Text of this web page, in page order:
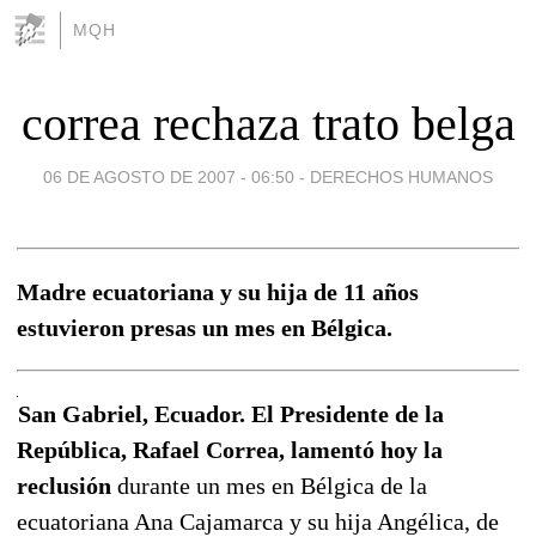
MQH
correa rechaza trato belga
06 DE AGOSTO DE 2007 - 06:50 - DERECHOS HUMANOS
Madre ecuatoriana y su hija de 11 años
estuvieron presas un mes en Bélgica.
San Gabriel, Ecuador. El Presidente de la
República, Rafael Correa, lamentó hoy la
reclusión durante un mes en Bélgica de la
ecuatoriana Ana Cajamarca y su hija Angélica, de